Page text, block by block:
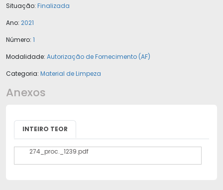
Situação: Finalizada
Ano: 2021
Número: 1
Modalidade: Autorização de Fornecimento (AF)
Categoria: Material de Limpeza
Anexos
INTEIRO TEOR
274_proc._1239.pdf